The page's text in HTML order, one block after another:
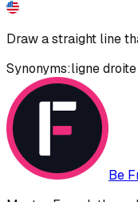
Draw a straight line
Synonyms:ligne droite
Be